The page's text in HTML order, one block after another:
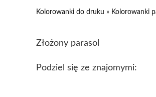
Kolorowanki do druku » Kolorowanki
Złożony parasol
Podziel się ze znajomymi: